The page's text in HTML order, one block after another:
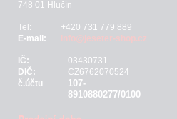
748 01 Hlučín
Tel:
+420 731 779 889
E-mail:
info@jeseter-shop.cz
IČ:
03430731
DIČ:
CZ6762070524
č.účtu
107-
8910880277/0100